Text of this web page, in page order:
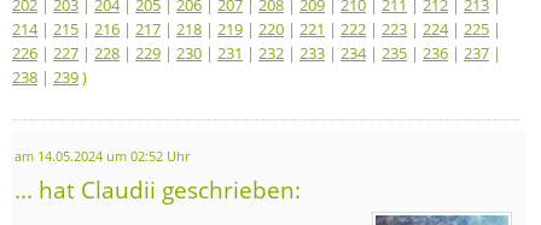
202 | 203 | 204| 205 | 206 | 207 | 208 | 209 | 210 | 211 | 212 | 213 |
214| 215 | 216 | 217 | 218 | 219 | 220 | 221 | 222 | 223 | 224| 225 |
226 | 227 | 228 | 229 | 230 | 231 | 232 | 233 | 234| 235 | 236 | 237 |
238 | 239)
am 14.05.2024 um 02:52 Uhr
... hat Claudii geschrieben: